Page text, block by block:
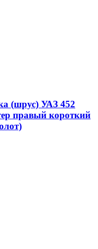
(шрус) УАЗ 452
правый короткий